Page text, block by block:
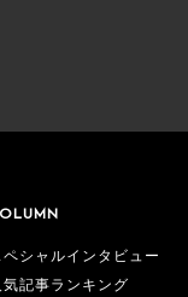
ペシャルインタビュー
気記事ランキング